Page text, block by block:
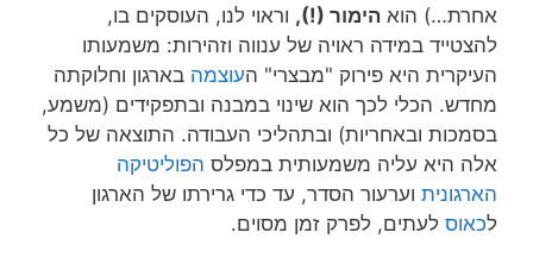
אחרת…) הוא הימור (!), וראוי לנו, העוסקים בו,
להצטייד במידה ראויה של ענווה וזהירות: משמעותו
העיקרית היא פירוק "מבצרי" העוצמה בארגון וחלוקתה
מחדש. הכלי לכך הוא שינוי במבנה ובתפקידים (משמע,
בסמכות ובאחריות) ובתהליכי העבודה. התוצאה של כל
אלה היא עליה משמעותית במפלס הפוליטיקה
הארגונית וערעור הסדר, עד כדי גרירתו של הארגון
לכאוס לעתים, לפרק זמן מסוים.